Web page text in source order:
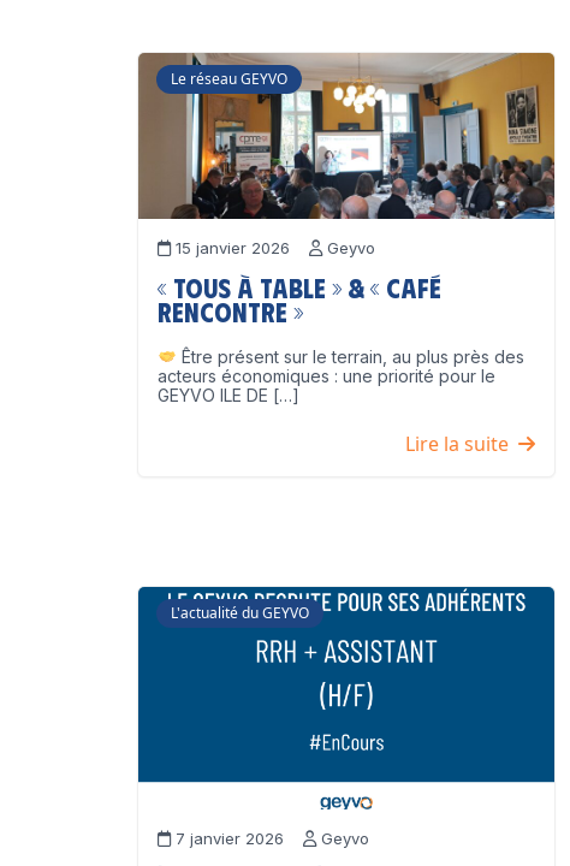
Le réseau GEYVO
15 janvier 2026 Geyvo
« Tous à table » & « Café
Rencontre »
Être présent sur le terrain, au plus près des
acteurs économiques : une priorité pour le
GEYVO ILE DE […]
Lire la suite
L'actualité du GEYVO
7 janvier 2026 Geyvo